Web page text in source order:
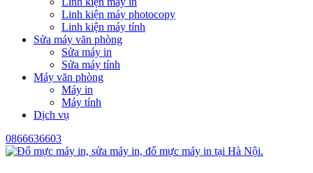
Linh kiện máy photocopy
Linh kiện máy tính
Sửa máy văn phòng
Sửa máy in
Sửa máy tính
Máy văn phòng
Máy in
Máy tính
Dịch vụ
0866636603